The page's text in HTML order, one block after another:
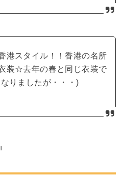
港スタイル！！香港の名所
装☆去年の春と同じ衣装で
りましたが・・・)